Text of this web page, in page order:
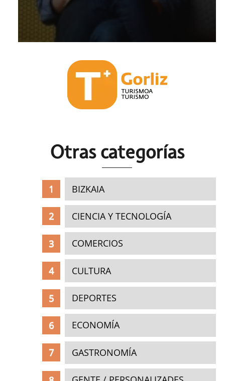
Otras categorías
BIZKAIA
CIENCIA Y TECNOLOGÍA
COMERCIOS
CULTURA
DEPORTES
ECONOMÍA
GASTRONOMÍA